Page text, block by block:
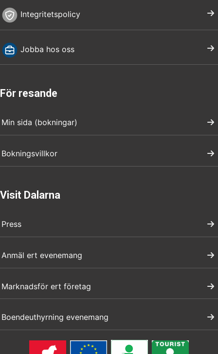
Integritetspolicy
Jobba hos oss
För resande
Min sida (bokningar)
Bokningsvillkor
Visit Dalarna
Press
Anmäl ert evenemang
Marknadsför ert företag
Boendeuthyrning evenemang